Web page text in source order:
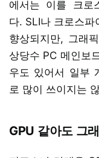
에서는 이를 크로
다. SLI나 크로스
향상되지만, 그래
상당수 PC 메인보
우도 있어서 일부
로 많이 쓰이지는
GPU 같아도 그